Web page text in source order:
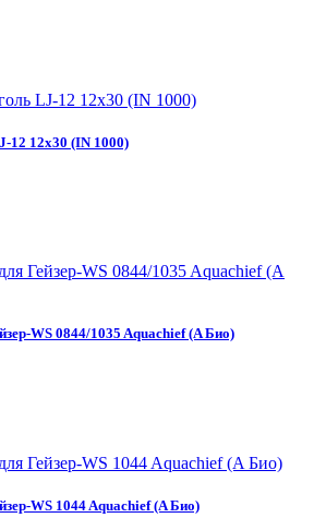
12 12x30 (IN 1000)
WS 0844/1035 Aquachief (A Био)
WS 1044 Aquachief (A Био)